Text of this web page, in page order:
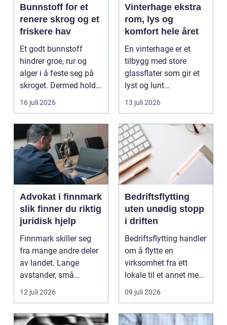
Bunnstoff for et
renere skrog og et
friskere hav
Et godt bunnstoff
hindrer groe, rur og
alger i å feste seg på
skroget. Dermed holder
båten bedre far...
16 juli 2026
Vinterhage ekstra
rom, lys og
komfort hele året
En vinterhage er et
tilbygg med store
glassflater som gir et
lyst og lunt
oppholdsrom nær
hagen, ogs...
13 juli 2026
Advokat i finnmark
slik finner du riktig
juridisk hjelp
Finnmark skiller seg
fra mange andre deler
av landet. Lange
avstander, små
lokalsamfunn, sterk
tilkn...
12 juli 2026
Bedriftsflytting
uten unødig stopp
i driften
Bedriftsflytting handler
om å flytte en
virksomhet fra ett
lokale til et annet med
minst mulig...
09 juli 2026